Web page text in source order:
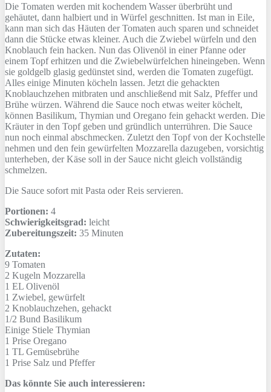
Die Tomaten werden mit kochendem Wasser überbrüht und
gehäutet, dann halbiert und in Würfel geschnitten. Ist man in Eile,
kann man sich das Häuten der Tomaten auch sparen und schneidet
dann die Stücke etwas kleiner. Auch die Zwiebel würfeln und den
Knoblauch fein hacken. Nun das Olivenöl in einer Pfanne oder
einem Topf erhitzen und die Zwiebelwürfelchen hineingeben. Wenn
sie goldgelb glasig gedünstet sind, werden die Tomaten zugefügt.
Alles einige Minuten köcheln lassen. Jetzt die gehackten
Knoblauchzehen mitbraten und anschließend mit Salz, Pfeffer und
Brühe würzen. Während die Sauce noch etwas weiter köchelt,
können Basilikum, Thymian und Oregano fein gehackt werden. Die
Kräuter in den Topf geben und gründlich unterrühren. Die Sauce
nun noch einmal abschmecken. Zuletzt den Topf von der Kochstelle
nehmen und den fein gewürfelten Mozzarella dazugeben, vorsichtig
unterheben, der Käse soll in der Sauce nicht gleich vollständig
schmelzen.
Die Sauce sofort mit Pasta oder Reis servieren.
Portionen: 4
Schwierigkeitsgrad: leicht
Zubereitungszeit: 35 Minuten
Zutaten:
9 Tomaten
2 Kugeln Mozzarella
1 EL Olivenöl
1 Zwiebel, gewürfelt
2 Knoblauchzehen, gehackt
1/2 Bund Basilikum
Einige Stiele Thymian
1 Prise Oregano
1 TL Gemüsebrühe
1 Prise Salz und Pfeffer
Das könnte Sie auch interessieren: